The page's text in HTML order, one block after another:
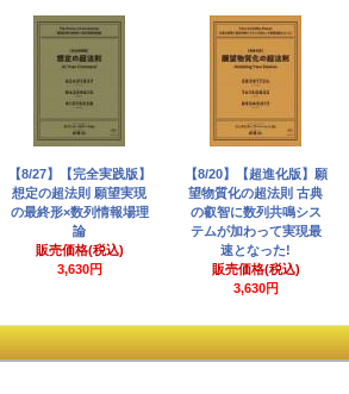
【8/27】【完全実践版】
想定の超法則 願望実現
の最終形×数列情報場理
論
販売価格(税込)
3,630円
【8/20】【超進化版】願
望物質化の超法則 古典
の叡智に数列共鳴シス
テムが加わって実現最
速となった!
販売価格(税込)
3,630円